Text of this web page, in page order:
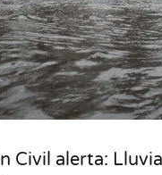
Civil alerta: